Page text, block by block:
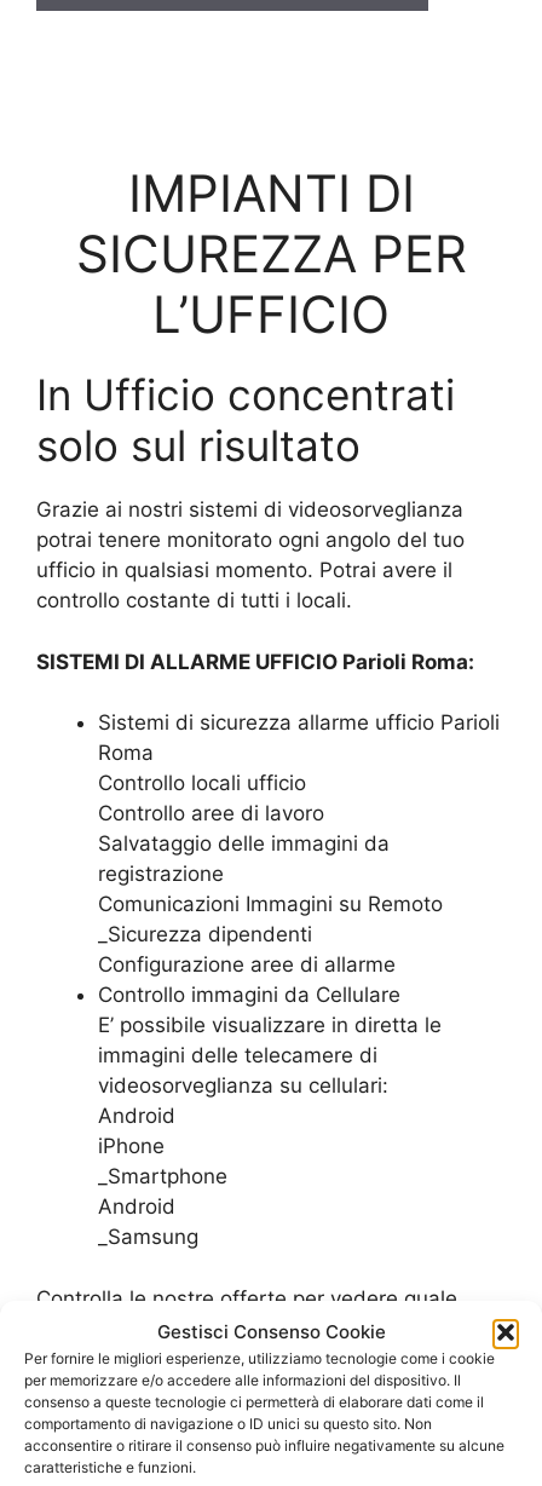
Gestisci Consenso Cookie
Per fornire le migliori esperienze, utilizziamo tecnologie come i cookie
per memorizzare e/o accedere alle informazioni del dispositivo. Il
consenso a queste tecnologie ci permetterà di elaborare dati come il
comportamento di navigazione o ID unici su questo sito. Non
acconsentire o ritirare il consenso può influire negativamente su alcune
caratteristiche e funzioni.
IMPIANTI DI
SICUREZZA PER
L’UFFICIO
In Ufficio concentrati
solo sul risultato
Grazie ai nostri sistemi di videosorveglianza
potrai tenere monitorato ogni angolo del tuo
ufficio in qualsiasi momento. Potrai avere il
controllo costante di tutti i locali.
SISTEMI DI ALLARME UFFICIO Parioli Roma:
Sistemi di sicurezza allarme ufficio Parioli
Roma
Controllo locali ufficio
Controllo aree di lavoro
Salvataggio delle immagini da
registrazione
Comunicazioni Immagini su Remoto
_Sicurezza dipendenti
Configurazione aree di allarme
Controllo immagini da Cellulare
E’ possibile visualizzare in diretta le
immagini delle telecamere di
videosorveglianza su cellulari:
Android
iPhone
_Smartphone
Android
_Samsung
Controlla le nostre offerte per vedere quale
piano tarriffario di adatta meglio alle esigenze
del tuo ufficio
SCOPRI LE OFFERTE PER L’UFFICIO